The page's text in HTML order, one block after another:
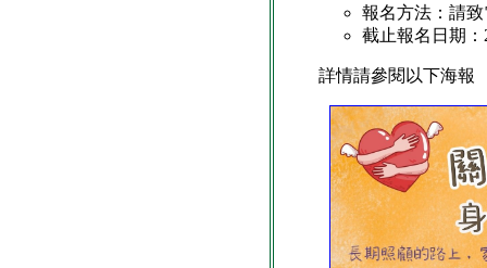
報名方法：請
截止報名日期
詳情請參閱以下海報